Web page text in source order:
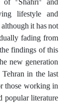
lifestyle and
it has not
fading from
findings of this
new generation
in the last
those working in
popular literature